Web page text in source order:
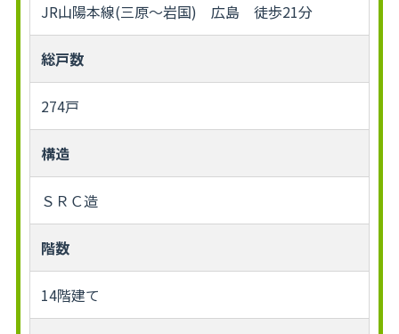
JR山陽本線(三原～岩国) 広島 徒歩21分
総戸数
274戸
構造
ＳＲＣ造
階数
14階建て